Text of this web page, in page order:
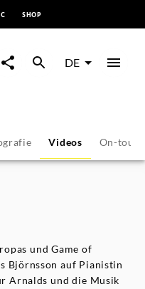
SHOP
DE
Videos On-tour
und Game of
Björnsson auf Pianistin
Arnalds und die Musik